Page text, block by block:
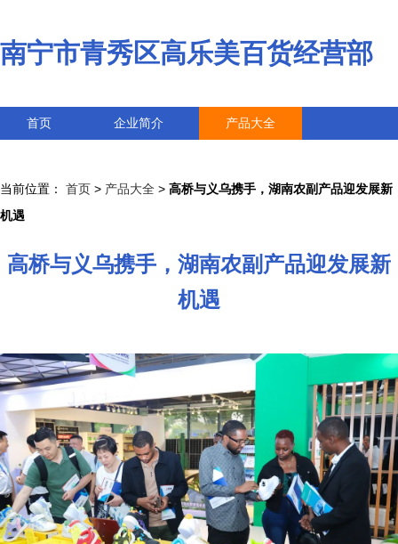
南宁市青秀区高乐美百货经营部
首页 企业简介 产品大全
当前位置： 首页 > 产品大全 > 高桥与义乌携手，湖南农副产品迎发展新
机遇
高桥与义乌携手，湖南农副产品迎发展新
机遇